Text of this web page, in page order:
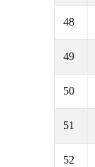
48
49
50
51
52